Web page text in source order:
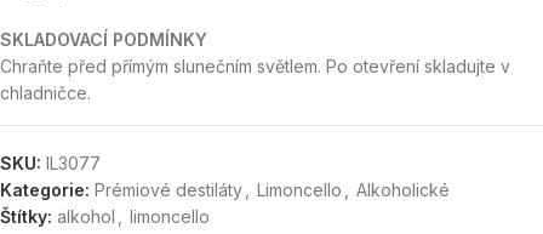
SKLADOVACÍ PODMÍNKY
Chraňte před přímým slunečním světlem. Po otevření skladujte v
chladničce.
SKU: IL3077
Kategorie: Prémiové destiláty Limoncello
Alkoholické
Štítky: alkohol limoncello